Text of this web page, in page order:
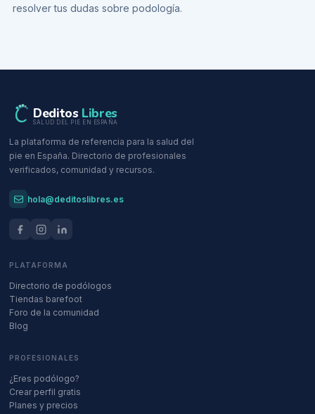
resolver tus dudas sobre podología.
Deditos Libres
SALUD DEL PIE EN ESPAÑA
La plataforma de referencia para la salud del
pie en España. Directorio de profesionales
verificados, comunidad y recursos.
hola@deditoslibres.es
PLATAFORMA
Directorio de podólogos
Tiendas barefoot
Foro de la comunidad
Blog
PROFESIONALES
¿Eres podólogo?
Crear perfil gratis
Planes y precios